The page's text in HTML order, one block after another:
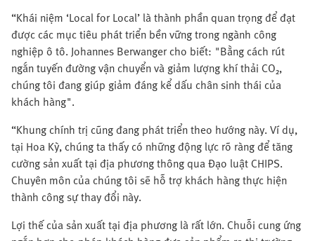
“Khái niệm ‘Local for Local’ là thành phần quan trọng để đạt
được các mục tiêu phát triển bền vững trong ngành công
nghiệp ô tô. Johannes Berwanger cho biết: "Bằng cách rút
ngắn tuyến đường vận chuyển và giảm lượng khí thải CO₂,
chúng tôi đang giúp giảm đáng kể dấu chân sinh thái của
khách hàng".
“Khung chính trị cũng đang phát triển theo hướng này. Ví dụ,
tại Hoa Kỳ, chúng ta thấy có những động lực rõ ràng để tăng
cường sản xuất tại địa phương thông qua Đạo luật CHIPS.
Chuyên môn của chúng tôi sẽ hỗ trợ khách hàng thực hiện
thành công sự thay đổi này.
Lợi thế của sản xuất tại địa phương là rất lớn. Chuỗi cung ứng